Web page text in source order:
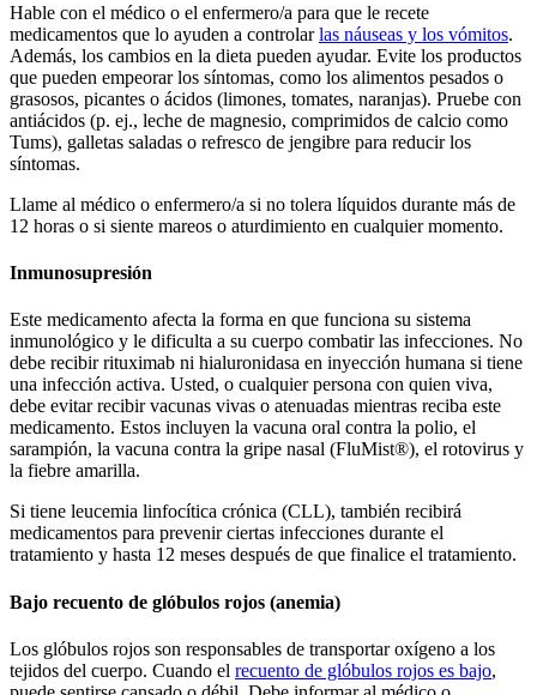
Hable con el médico o el enfermero/a para que le recete
medicamentos que lo ayuden a controlarlas náuseas y los vómitos.
Además, los cambios en la dieta pueden ayudar. Evite los productos
que pueden empeorar los síntomas, como los alimentos pesados o
grasosos, picantes o ácidos (limones, tomates, naranjas). Pruebe con
antiácidos (p. ej., leche de magnesio, comprimidos de calcio como
Tums), galletas saladas o refresco de jengibre para reducir los
síntomas.
Llame al médico o enfermero/a si no tolera líquidos durante más de
12 horas o si siente mareos o aturdimiento en cualquier momento.
Inmunosupresión
Este medicamento afecta la forma en que funciona su sistema
inmunológico y le dificulta a su cuerpo combatir las infecciones. No
debe recibir rituximab ni hialuronidasa en inyección humana si tiene
una infección activa. Usted, o cualquier persona con quien viva,
debe evitar recibir vacunas vivas o atenuadas mientras reciba este
medicamento. Estos incluyen la vacuna oral contra la polio, el
sarampión, la vacuna contra la gripe nasal (FluMist®), el rotovirus y
la fiebre amarilla.
Si tiene leucemia linfocítica crónica (CLL), también recibirá
medicamentos para prevenir ciertas infecciones durante el
tratamiento y hasta 12 meses después de que finalice el tratamiento.
Bajo recuento de glóbulos rojos (anemia)
Los glóbulos rojos son responsables de transportar oxígeno a los
tejidos del cuerpo. Cuando el recuento de glóbulos rojos es bajo,